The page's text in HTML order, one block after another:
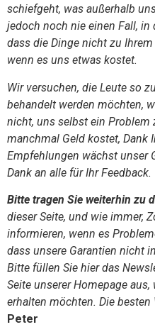
schiefgeht, was außerhalb
jedoch noch nie einen Fall,
dass die Dinge nicht zu
wenn es uns etwas kostet.
Wir versuchen, die Leute so
behandelt werden möchten,
nicht, uns selbst ein Problem
manchmal Geld kostet, Dank
Empfehlungen wächst unser
Dank an alle für Ihr Feedback.
Bitte tragen Sie weiterhin zu
dieser Seite, und wie immer,
informieren, wenn es
dass unsere Garantien nicht
Bitte füllen Sie hier das
Seite unserer Homepage
erhalten möchten. Die besten
Peter